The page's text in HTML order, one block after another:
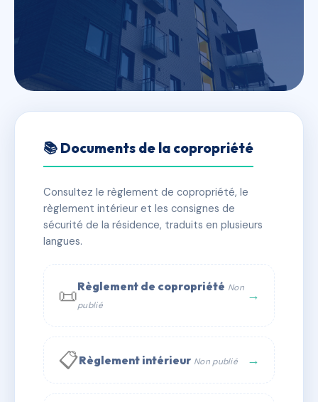
SDC 23/25 Place de la
République - THIONVILLE
📍 23 pl de la republique 57100 Thionville
✓ Immatriculée 🏠 20 lots 🏗 1 bâtiment(s)
📞 Contacter Syndic Digital 💬 WhatsApp
✉ Email
📚 Documents de la copropriété
Consultez le règlement de copropriété, le
règlement intérieur et les consignes de
sécurité de la résidence, traduits en plusieurs
langues.
📜Règlement de copropriété Non
publié
→
📋Règlement intérieur Non publié →